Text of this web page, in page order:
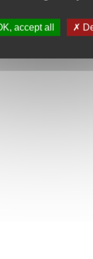
de chargement
de camion
des instructions 3D
grandissent
personnages
accept all